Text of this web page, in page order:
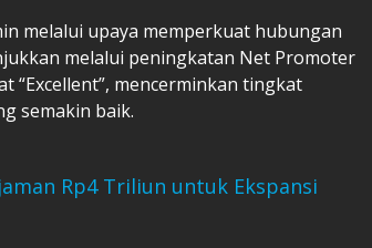
melalui upaya memperkuat hubungan
melalui peningkatan Net Promoter
“Excellent”, mencerminkan tingkat
semakin baik.
Rp4 Triliun untuk Ekspansi